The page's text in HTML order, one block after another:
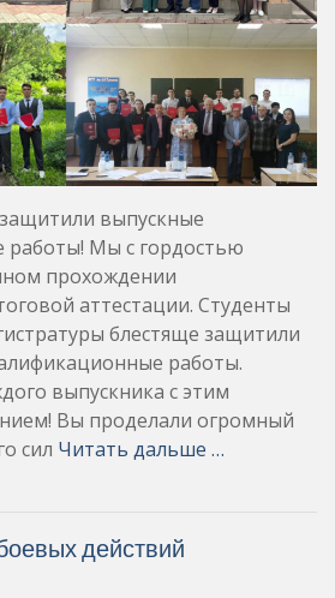
выпускные
работы! Мы с гордостью
прохождении
аттестации. Студенты
блестяще защитили
работы.
выпускника с этим
Вы проделали огромный
сил Читать дальше …
действий